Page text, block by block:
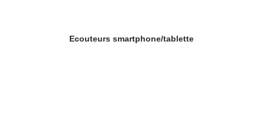
Ecouteurs smartphone/tablette